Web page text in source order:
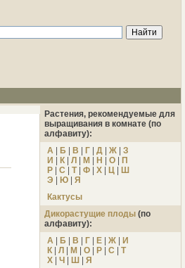
Растения, рекомендуемые для
выращивания в комнате (по
алфавиту):
А
Б В Г Д Ж
З
И
К Л М Н О
П
Р
С Т| Ф Х Ц
Ш
Э
Ю
Я
Кактусы
Дикорастущие плоды (по
алфавиту):
А
Б В Г Е Ж
И
К
Л М О Р С
Т
Х
Ч Ш
Я